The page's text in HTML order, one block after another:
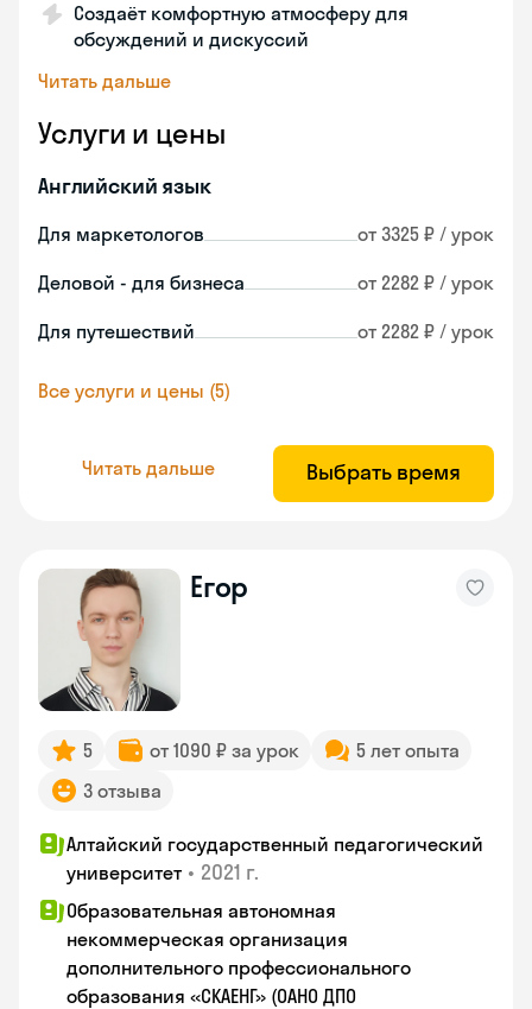
Создаёт комфортную атмосферу для
обсуждений и дискуссий
Читать дальше
Услуги и цены
Английский язык
Для маркетологов от 3325 ₽ / урок
Деловой - для бизнеса от 2282 ₽ / урок
Для путешествий от 2282 ₽ / урок
Все услуги и цены (5)
Читать дальше Выбрать время
Егор
5 от 1090 ₽ за урок
5 лет опыта
3 отзыва
Алтайский государственный педагогический
университет • 2021 г.
Образовательная автономная
некоммерческая организация
дополнительного профессионального
образования «СКАЕНГ» (ОАНО ДПО